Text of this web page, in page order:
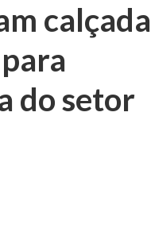
do setor